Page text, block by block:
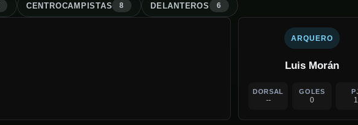
CENTROCAMPISTAS 8 DELANTEROS 6
ARQUERO
Luis Morán
DORSAL
--
GOLES
0 1